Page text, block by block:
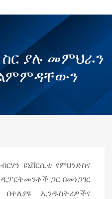
ያሉ መምህራን
ልምምዳቸውን
ዩኒቨርሲቲ የምህንድስና
ዲፓርትመንቶች ጋር በመነጋገር
ኢንዱስትሪዎችና